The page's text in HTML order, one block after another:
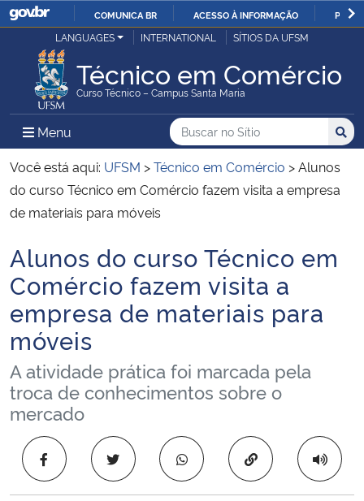
IR
O
COMUNICA BR ACESSO À INFORMAÇÃO
Ministério da Justiça e Segurança Pública
Ministério da Defesa
Ministério das Relações Exteriores
Ministério da Economia
Ministério da Infraestrutura
Ministério da Agricultura, Pecuária e Abastecimento
Ministério da Educação
Ministério da Cidadania
Ministério da Saúde
Ministério de Minas e Energia
LANGUAGES INTERNATIONAL SÍTIOS DA UFSM
Técnico em Comércio
Curso Técnico – Campus Santa Maria
Menu Menu Principal do Sítio
Busca
Buscar no no Sítio
Busca:
Você está aqui: UFSM >Técnico em Comércio >Alunos
do curso Técnico em Comércio fazem visita a empresa
de materiais para móveis
Início do conteúdo
Alunos do curso Técnico em
Comércio fazem visita a
empresa de materiais para
móveis
A atividade prática foi marcada pela
troca de conhecimentos sobre o
mercado
Copiar para área